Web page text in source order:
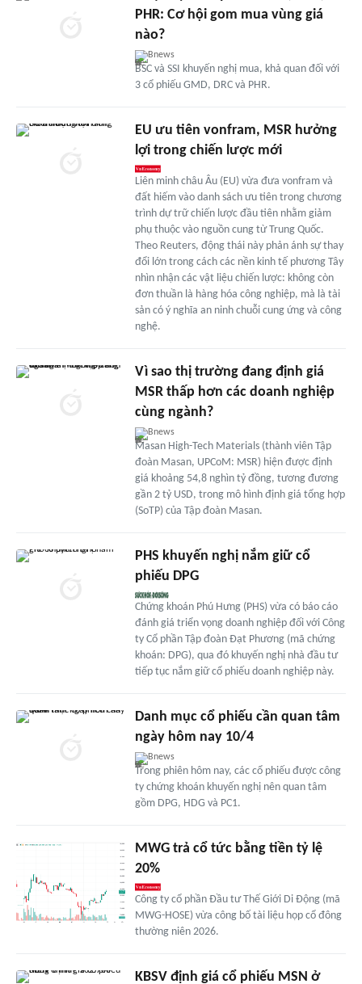
PHR: Cơ hội gom mua vùng giá
nào?
Bnews
BSC và SSI khuyến nghị mua, khả quan đối với
3 cổ phiếu GMD, DRC và PHR.
EU ưu tiên vonfram, MSR hưởng
lợi trong chiến lược mới
Liên minh châu Âu (EU) vừa đưa vonfram và
đất hiếm vào danh sách ưu tiên trong chương
trình dự trữ chiến lược đầu tiên nhằm giảm
phụ thuộc vào nguồn cung từ Trung Quốc.
Theo Reuters, động thái này phản ánh sự thay
đổi lớn trong cách các nền kinh tế phương Tây
nhìn nhận các vật liệu chiến lược: không còn
đơn thuần là hàng hóa công nghiệp, mà là tài
sản có ý nghĩa an ninh chuỗi cung ứng và công
nghệ.
Vì sao thị trường đang định giá
MSR thấp hơn các doanh nghiệp
cùng ngành?
Bnews
Masan High-Tech Materials (thành viên Tập
đoàn Masan, UPCoM: MSR) hiện được định
giá khoảng 54,8 nghìn tỷ đồng, tương đương
gần 2 tỷ USD, trong mô hình định giá tổng hợp
(SoTP) của Tập đoàn Masan.
PHS khuyến nghị nắm giữ cổ
phiếu DPG
Chứng khoán Phú Hưng (PHS) vừa có báo cáo
đánh giá triển vọng doanh nghiệp đối với Công
ty Cổ phần Tập đoàn Đạt Phương (mã chứng
khoán: DPG), qua đó khuyến nghị nhà đầu tư
tiếp tục nắm giữ cổ phiếu doanh nghiệp này.
Danh mục cổ phiếu cần quan tâm
ngày hôm nay 10/4
Bnews
Trong phiên hôm nay, các cổ phiếu được công
ty chứng khoán khuyến nghị nên quan tâm
gồm DPG, HDG và PC1.
MWG trả cổ tức bằng tiền tỷ lệ
20%
Công ty cổ phần Đầu tư Thế Giới Di Động (mã
MWG-HOSE) vừa công bố tài liệu họp cổ đông
thường niên 2026.
KBSV định giá cổ phiếu MSN ở